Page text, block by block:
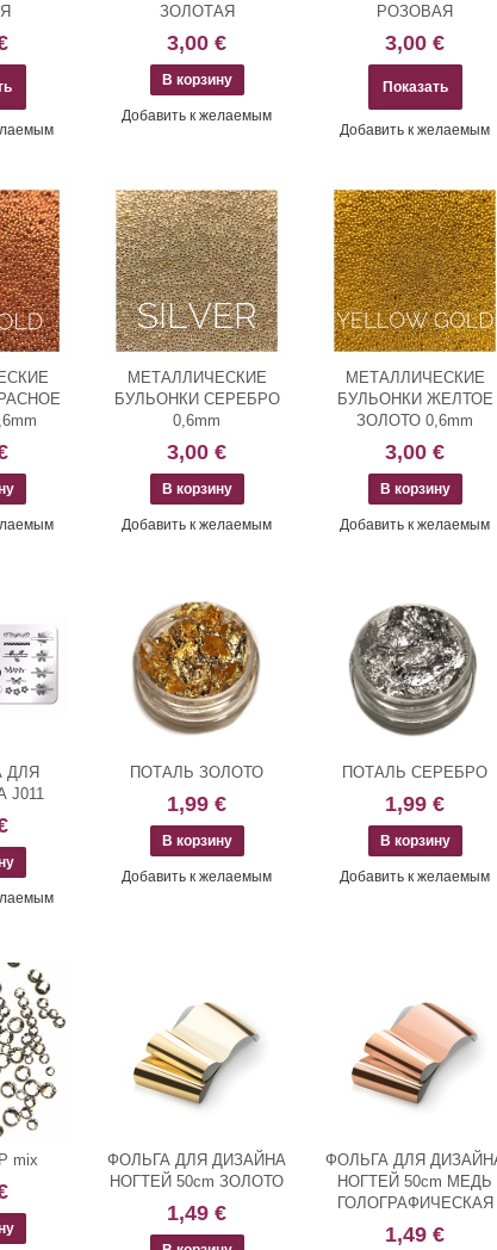
ЗОЛОТАЯ
3,00 €
Добавить к желаемым
РОЗОВАЯ
3,00 €
Показать
Добавить к желаемым
МЕТАЛЛИЧЕСКИЕ
БУЛЬОНКИ СЕРЕБРО
0,6mm
3,00 €
Добавить к желаемым
МЕТАЛЛИЧЕСКИЕ
БУЛЬОНКИ ЖЕЛТОЕ
ЗОЛОТО 0,6mm
3,00 €
Добавить к желаемым
ДЛЯ
J011
ПОТАЛЬ ЗОЛОТО
1,99 €
Добавить к желаемым
ПОТАЛЬ СЕРЕБРО
1,99 €
Добавить к желаемым
mix
ФОЛЬГА ДЛЯ ДИЗАЙНА
НОГТЕЙ 50cm ЗОЛОТО
1,49 €
ФОЛЬГА ДЛЯ
НОГТЕЙ 50cm МЕДЬ
ГОЛОГРАФИЧЕСКАЯ
1,49 €